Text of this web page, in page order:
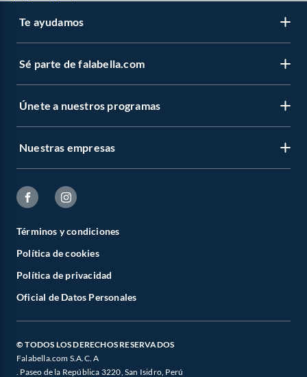
Te ayudamos
Sé parte de falabella.com
Únete a nuestros programas
Nuestras empresas
Términos y condiciones
Política de cookies
Política de privacidad
Oficial de Datos Personales
© TODOS LOS DERECHOS RESERVADOS
Falabella.com S.A.C. A
. Paseo de la República 3220, San Isidro, Perú